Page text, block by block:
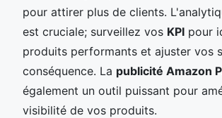
pour attirer plus de clients.
est cruciale; surveillez vos KPI pour
produits performants et ajuster vos
conséquence. La publicité Amazon
également un outil puissant pour
visibilité de vos produits.